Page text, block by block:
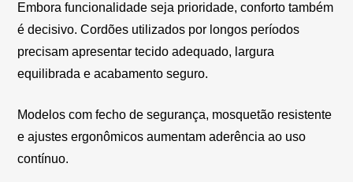
Embora funcionalidade seja prioridade, conforto também
é decisivo. Cordões utilizados por longos períodos
precisam apresentar tecido adequado, largura
equilibrada e acabamento seguro.
Modelos com fecho de segurança, mosquetão resistente
e ajustes ergonômicos aumentam aderência ao uso
contínuo.